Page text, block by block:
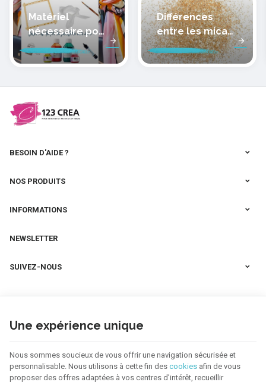
Matériel
nécessaire pour
peindre la soie
Différences
entre les micas
des pâtes
polymères
BESOIN D'AIDE ?
NOS PRODUITS
INFORMATIONS
NEWSLETTER
SUIVEZ-NOUS
Une expérience unique
Nous sommes soucieux de vous offrir une navigation sécurisée et
personnalisable. Nous utilisons à cette fin des cookies afin de vous
proposer des offres adaptées à vos centres d’intérêt, recueillir